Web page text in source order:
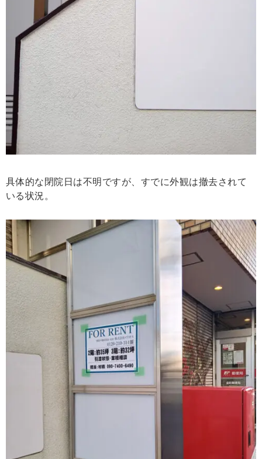
具体的な閉院日は不明ですが、すでに外観は撤去されて
いる状況。